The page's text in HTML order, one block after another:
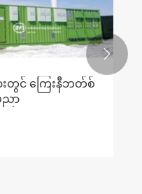
းတွင် ကြေးနီဘတ်စ်
ညာ
